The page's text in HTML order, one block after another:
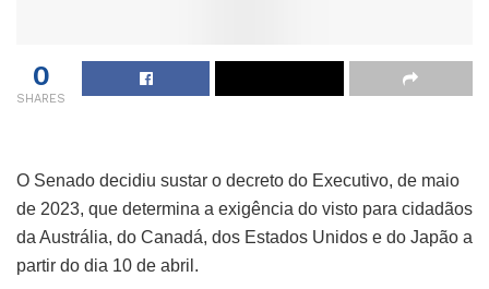
0
SHARES
O Senado decidiu sustar o decreto do Executivo, de maio
de 2023, que determina a exigência do visto para cidadãos
da Austrália, do Canadá, dos Estados Unidos e do Japão a
partir do dia 10 de abril.